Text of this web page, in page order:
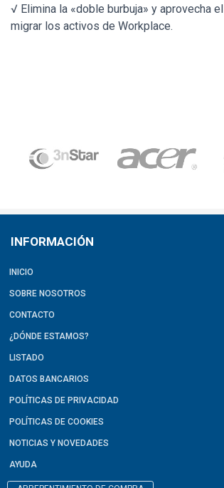
√ Elimina la «doble burbuja» y aprovecha
migrar los activos de Workplace.
INFORMACIÓN
INICIO
SOBRE NOSOTROS
CONTACTO
¿DÓNDE ESTAMOS?
LISTADO
DATOS BANCARIOS
POLÍTICAS DE PRIVACIDAD
POLÍTICAS DE COOKIES
NOTICIAS Y NOVEDADES
AYUDA